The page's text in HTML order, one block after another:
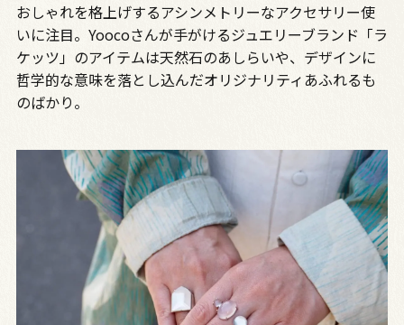
おしゃれを格上げするアシンメトリーなアクセサリー使
いに注目。Yoocoさんが手がけるジュエリーブランド「ラ
ケッツ」のアイテムは天然石のあしらいや、デザインに
哲学的な意味を落とし込んだオリジナリティあふれるも
のばかり。